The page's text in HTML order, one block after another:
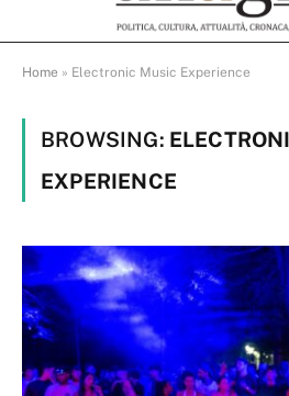
Home » Electronic Music Experience
BROWSING:
EXPERIENCE